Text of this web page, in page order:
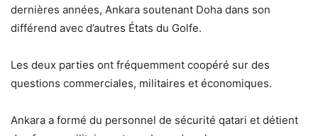
dernières années, Ankara soutenant Doha dans son
différend avec d’autres États du Golfe.
Les deux parties ont fréquemment coopéré sur des
questions commerciales, militaires et économiques.
Ankara a formé du personnel de sécurité qatari et détient